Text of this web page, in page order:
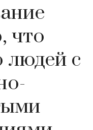
что
людей с